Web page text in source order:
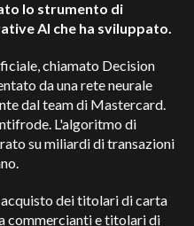
lo strumento di
AI che ha sviluppato.
chiamato Decision
da una rete neurale
dal team di Mastercard.
L'algoritmo di
su miliardi di transazioni
dei titolari di carta
commercianti e titolari di